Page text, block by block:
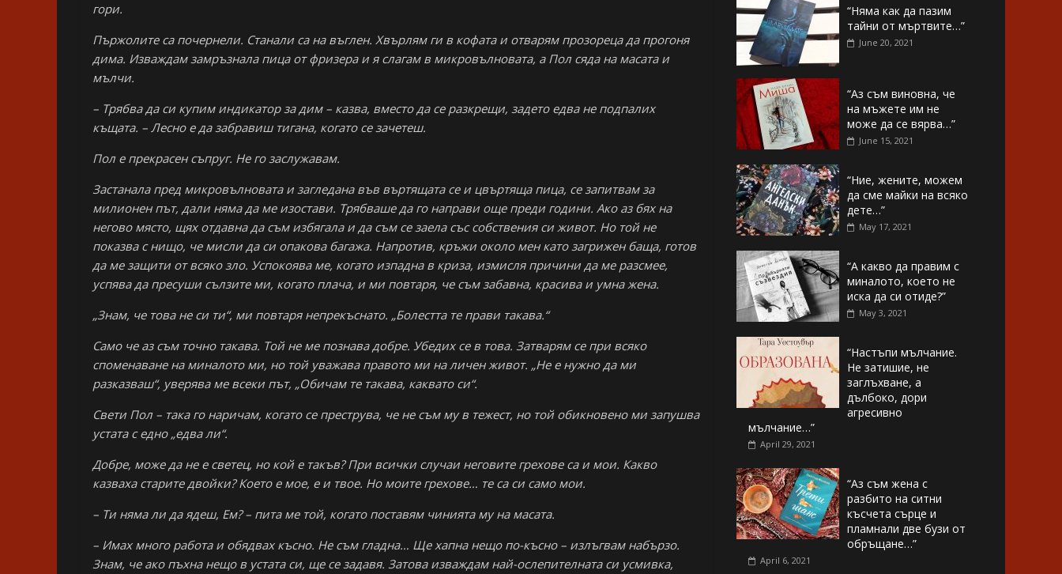
гори.
Пържолите са почернели. Станали са на въглен. Хвърлям ги в кофата и отварям прозореца да прогоня
дима. Изваждам замръзнала пица от фризера и я слагам в микровълновата, а Пол сяда на масата и
мълчи.
– Трябва да си купим индикатор за дим – казва, вместо да се разкрещи, задето едва не подпалих
къщата. – Лесно е да забравиш тигана, когато се зачетеш.
Пол е прекрасен съпруг. Не го заслужавам.
Застанала пред микровълновата и загледана във въртящата се и цвъртяща пица, се запитвам за
милионен път, дали няма да ме изостави. Трябваше да го направи още преди години. Ако аз бях на
негово място, щях отдавна да съм избягала и да съм се заела със собствения си живот. Но той не
показва с нищо, че мисли да си опакова багажа. Напротив, кръжи около мен като загрижен баща, готов
да ме защити от всяко зло. Успокоява ме, когато изпадна в криза, измисля причини да ме разсмее,
успява да пресуши сълзите ми, когато плача, и ми повтаря, че съм забавна, красива и умна жена.
„Знам, че това не си ти“, ми повтаря непрекъснато. „Болестта те прави такава.“
Само че аз съм точно такава. Той не ме познава добре. Убедих се в това. Затварям се при всяко
споменаване на миналото ми, но той уважава правото ми на личен живот. „Не е нужно да ми
разказваш“, уверява ме всеки път, „Обичам те такава, каквато си“.
Свети Пол – така го наричам, когато се преструва, че не съм му в тежест, но той обикновено ми запушва
устата с едно „едва ли“.
Добре, може да не е светец, но кой е такъв? При всички случаи неговите грехове са и мои. Какво
казваха старите двойки? Което е мое, е и твое. Но моите грехове… те са си само мои.
– Ти няма ли да ядеш, Ем? – пита ме той, когато поставям чинията му на масата.
– Имах много работа и обядвах късно. Не съм гладна… Ще хапна нещо по-късно – излъгвам набързо.
Знам, че ако пъхна нещо в устата си, ще се задавя. Затова изваждам най-ослепителната си усмивка,
“Няма как да пазим
тайни от мъртвите…”
June 20, 2021
“Аз съм виновна, че
на мъжете им не
може да се вярва…”
June 15, 2021
“Ние, жените, можем
да сме майки на всяко
дете…”
May 17, 2021
“А какво да правим с
миналото, което не
иска да си отиде?”
May 3, 2021
“Настъпи мълчание.
Не затишие, не
заглъхване, а
дълбоко, дори
агресивно
мълчание…”
April 29, 2021
“Аз съм жена с
разбито на ситни
късчета сърце и
пламнали две бузи от
обръщане…”
April 6, 2021